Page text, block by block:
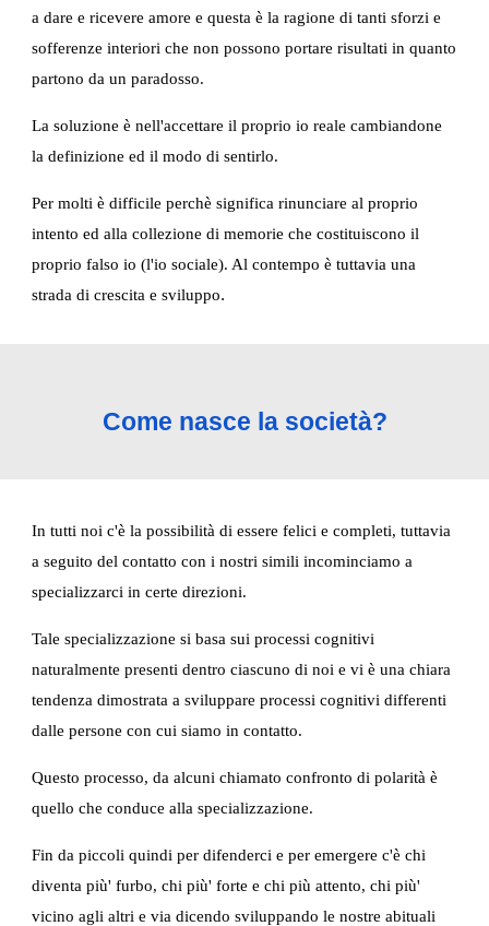
a dare e ricevere amore e questa è la ragione di tanti sforzi e
sofferenze interiori che non possono portare risultati in quanto
partono da un paradosso.
La soluzione è nell'accettare il proprio io reale cambiandone
la definizione ed il modo di sentirlo.
Per molti è difficile perchè significa rinunciare al proprio
intento ed alla collezione di memorie che costituiscono il
proprio falso io (l'io sociale). Al contempo è tuttavia una
strada di crescita e sviluppo.
Come nasce la società?
In tutti noi c'è la possibilità di essere felici e completi, tuttavia
a seguito del contatto con i nostri simili incominciamo a
specializzarci in certe direzioni.
Tale specializzazione si basa sui processi cognitivi
naturalmente presenti dentro ciascuno di noi e vi è una chiara
tendenza dimostrata a sviluppare processi cognitivi differenti
dalle persone con cui siamo in contatto.
Questo processo, da alcuni chiamato confronto di polarità è
quello che conduce alla specializzazione.
Fin da piccoli quindi per difenderci e per emergere c'è chi
diventa più' furbo, chi più' forte e chi più attento, chi più'
vicino agli altri e via dicendo sviluppando le nostre abituali